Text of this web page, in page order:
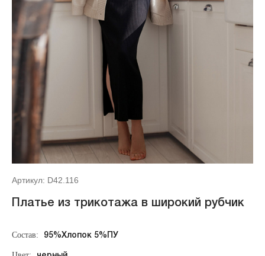
Артикул: D42.116
Платье из трикотажа в широкий рубчик
Состав: 95%Хлопок 5%ПУ